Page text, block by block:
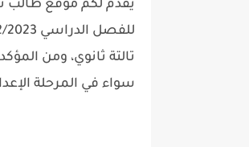
تالتة ثانوي، ومن
سواء في المرحلة